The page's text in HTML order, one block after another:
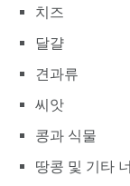
치즈
달걀
견과류
씨앗
콩과 식물
땅콩 및 기타